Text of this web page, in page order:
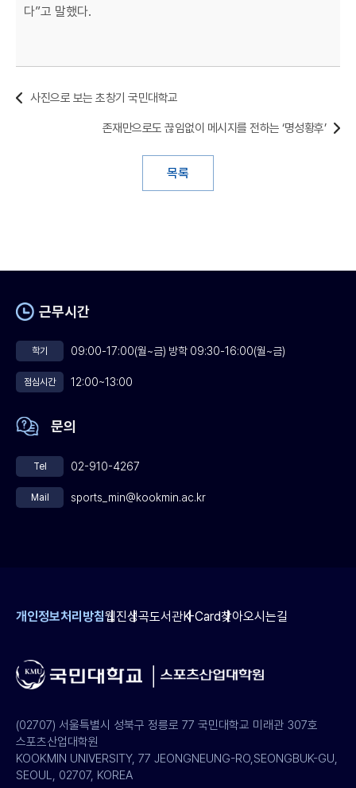
다”고 말했다.
사진으로 보는 초창기 국민대학교
목록
존재만으로도 끊임없이 메시지를 전하는 ‘명성황후’
개인정보처리방침웹진성곡도서관K-Card찾아오시는길
(02707) 서울특별시 성북구 정릉로 77 국민대학교 미래관 307호
스포츠산업대학원
KOOKMIN UNIVERSITY, 77 JEONGNEUNG-RO,SEONGBUK-GU,
SEOUL, 02707, KOREA
근무시간
학기 09:00-17:00(월~금) 방학 09:30-16:00(월~금)
점심시간 12:00~13:00
문의
Tel 02-910-4267
Mail sports_min@kookmin.ac.kr